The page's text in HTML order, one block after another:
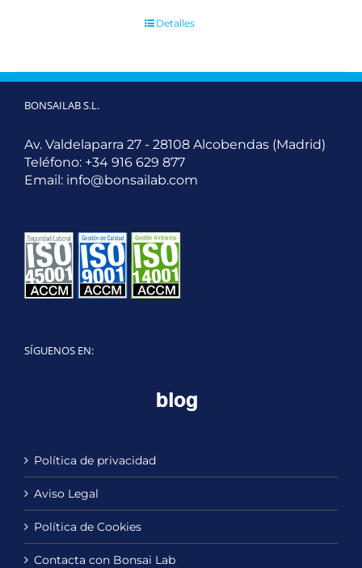
Detalles
BONSAILAB S.L.
Av. Valdelaparra 27 - 28108 Alcobendas (Madrid)
Teléfono: +34 916 629 877
Email: info@bonsailab.com
SÍGUENOS EN:
LinkedIn
YouTube
Política de privacidad
Aviso Legal
Política de Cookies
Contacta con Bonsai Lab